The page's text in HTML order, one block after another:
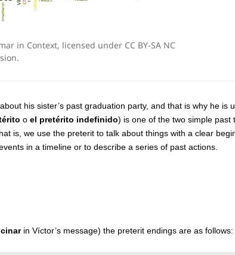
in Context, licensed under CC BY-SA NC
his sister’s past graduation party, and that is why he is
o el pretérito indefinido) is one of the two simple past
is, we use the preterit to talk about things with a clear
in a timeline or to describe a series of past actions.
in Víctor’s message) the preterit endings are as follows: